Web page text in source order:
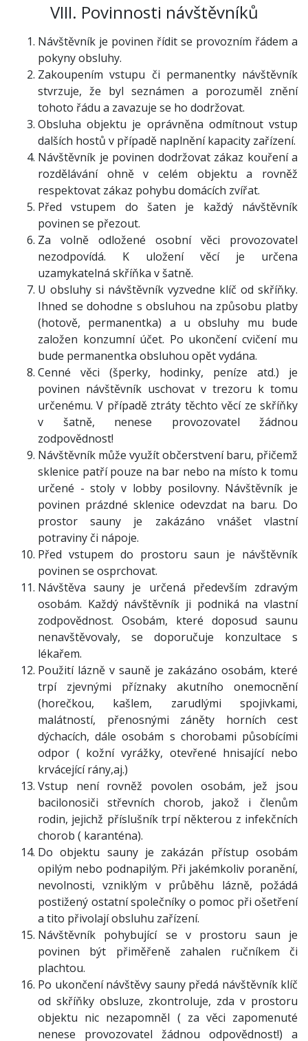
VIII. Povinnosti návštěvníků
Návštěvník je povinen řídit se provozním řádem a
pokyny obsluhy.
Zakoupením vstupu či permanentky návštěvník
stvrzuje, že byl seznámen a porozuměl znění
tohoto řádu a zavazuje se ho dodržovat.
Obsluha objektu je oprávněna odmítnout vstup
dalších hostů v případě naplnění kapacity zařízení.
Návštěvník je povinen dodržovat zákaz kouření a
rozdělávání ohně v celém objektu a rovněž
respektovat zákaz pohybu domácích zvířat.
Před vstupem do šaten je každý návštěvník
povinen se přezout.
Za volně odložené osobní věci provozovatel
nezodpovídá. K uložení věcí je určena
uzamykatelná skříňka v šatně.
U obsluhy si návštěvník vyzvedne klíč od skříňky.
Ihned se dohodne s obsluhou na způsobu platby
(hotově, permanentka) a u obsluhy mu bude
založen konzumní účet. Po ukončení cvičení mu
bude permanentka obsluhou opět vydána.
Cenné věci (šperky, hodinky, peníze atd.) je
povinen návštěvník uschovat v trezoru k tomu
určenému. V případě ztráty těchto věcí ze skříňky
v šatně, nenese provozovatel žádnou
zodpovědnost!
Návštěvník může využít občerstvení baru, přičemž
sklenice patří pouze na bar nebo na místo k tomu
určené - stoly v lobby posilovny. Návštěvník je
povinen prázdné sklenice odevzdat na baru. Do
prostor sauny je zakázáno vnášet vlastní
potraviny či nápoje.
Před vstupem do prostoru saun je návštěvník
povinen se osprchovat.
Návštěva sauny je určená především zdravým
osobám. Každý návštěvník ji podniká na vlastní
zodpovědnost. Osobám, které doposud saunu
nenavštěvovaly, se doporučuje konzultace s
lékařem.
Použití lázně v sauně je zakázáno osobám, které
trpí zjevnými příznaky akutního onemocnění
(horečkou, kašlem, zarudlými spojivkami,
malátností, přenosnými záněty horních cest
dýchacích, dále osobám s chorobami působícími
odpor ( kožní vyrážky, otevřené hnisající nebo
krvácející rány,aj.)
Vstup není rovněž povolen osobám, jež jsou
bacilonosiči střevních chorob, jakož i členům
rodin, jejichž příslušník trpí některou z infekčních
chorob ( karanténa).
Do objektu sauny je zakázán přístup osobám
opilým nebo podnapilým. Při jakémkoliv poranění,
nevolnosti, vzniklým v průběhu lázně, požádá
postižený ostatní společníky o pomoc při ošetření
a tito přivolají obsluhu zařízení.
Návštěvník pohybující se v prostoru saun je
povinen být přiměřeně zahalen ručníkem či
plachtou.
Po ukončení návštěvy sauny předá návštěvník klíč
od skříňky obsluze, zkontroluje, zda v prostoru
objektu nic nezapomněl ( za věci zapomenuté
nenese provozovatel žádnou odpovědnost!) a